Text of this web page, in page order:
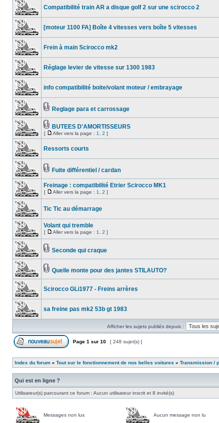
Compatibilité train AR a disque golf 2 sur une scirocco 2
[moteur 1100 FA] Boîte 4 vitesses vers boîte 5 vitesses
Frein à main Scirocco mk2
Réglage levier de vitesse sur 1300 1983
info compatibilité boite/volant moteur / embrayage
Reglage para et carrossage
BUTEES D'AMORTISSEURS
[ Aller vers la page : 1 2 ]
Ressorts courts
Fuite différentiel / cardan
Freinage : compatibilité Etrier Scirocco MK1
[ Aller vers la page : 1 2 ]
Tic Tic au démarrage
Volant qui tremble
[ Aller vers la page : 1 2 ]
Seconde qui craque
Quelle monte pour des jantes STILAUTO?
Scirocco GLi1977 - Freins arrères
sa freine pas mk2 53b gt 1983
Afficher les sujets publiés depuis :
Page 1 sur 10 [ 248 sujet(s) ]
Index du forum » Tout sur le fonctionnement de nos belles voitures » Transmission /
Qui est en ligne ?
Utilisateur(s) parcourant ce forum : Aucun utilisateur inscrit et 8 invité(s)
Messages non lus Aucun message non lu